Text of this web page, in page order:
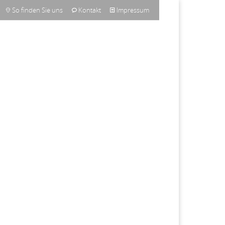
So finden Sie uns Kontakt Impressum